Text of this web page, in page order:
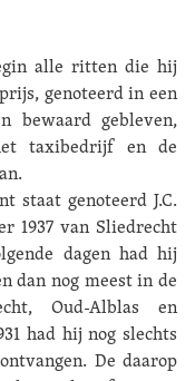
alle ritten die hij
genoteerd in een
bewaard gebleven,
taxibedrijf en de
staat genoteerd J.C.
1937 van Sliedrecht
dagen had hij
dan nog meest in de
Oud-Alblas en
had hij nog slechts
De daarop